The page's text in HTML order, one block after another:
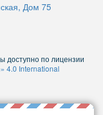
Дом 75
доступно по лицензии
4.0 International